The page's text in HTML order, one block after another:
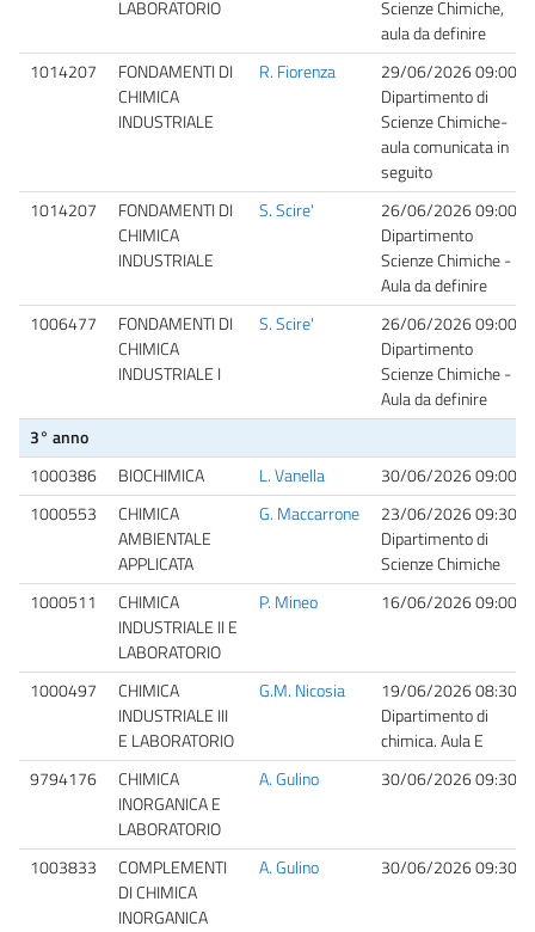
LABORATORIO
Scienze Chimiche,
aula da definire
1014207
FONDAMENTI DI
CHIMICA
INDUSTRIALE
R. Fiorenza
29/06/2026 09:00
Dipartimento di
Scienze Chimiche-
aula comunicata in
seguito
1014207
FONDAMENTI DI
CHIMICA
INDUSTRIALE
S. Scire'
26/06/2026 09:00
Dipartimento
Scienze Chimiche -
Aula da definire
1006477
FONDAMENTI DI
CHIMICA
INDUSTRIALE I
S. Scire'
26/06/2026 09:00
Dipartimento
Scienze Chimiche -
Aula da definire
3° anno
1000386
BIOCHIMICA L. Vanella
30/06/2026 09:00
1000553
CHIMICA
AMBIENTALE
APPLICATA
G. Maccarrone
23/06/2026 09:30
Dipartimento di
Scienze Chimiche
1000511
CHIMICA
INDUSTRIALE II E
LABORATORIO
P. Mineo 16/06/2026 09:00
1000497
CHIMICA
INDUSTRIALE III
E LABORATORIO
G.M. Nicosia
19/06/2026 08:30
Dipartimento di
chimica. Aula E
9794176
CHIMICA
INORGANICA E
LABORATORIO
A. Gulino 30/06/2026 09:30
1003833
COMPLEMENTI
DI CHIMICA
INORGANICA
A. Gulino 30/06/2026 09:30